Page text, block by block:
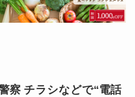
察 チラシなどで“電話